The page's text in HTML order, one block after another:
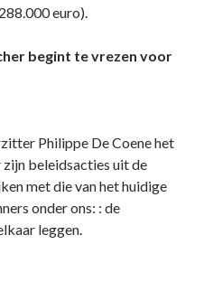
euro).
begint te vrezen voor
Philippe De Coene het
zijn beleidsacties uit de
met die van het huidige
onder ons: : de
leggen.